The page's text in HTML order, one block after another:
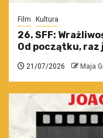
Film Kultura
26. SFF:
Od początku,
21/07/2026 Maja